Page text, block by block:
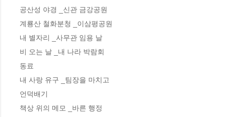
공산성 야경 _신관 금강공원
계룡산 철화분청 _이삼평공원
내 별자리 _사무관 임용 날
비 오는 날 _내 나라 박람회
동료
내 사랑 유구 _팀장을 마치고
언덕배기
책상 위의 메모 _바른 행정